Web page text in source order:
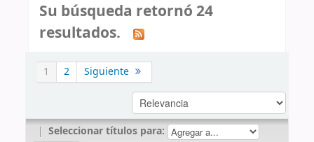
Su búsqueda retornó 24
resultados.
1 2 Siguiente
| Seleccionar títulos para: